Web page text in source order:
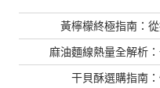
黃檸檬終極指南：
麻油麵線熱量全解析
干貝酥選購指南